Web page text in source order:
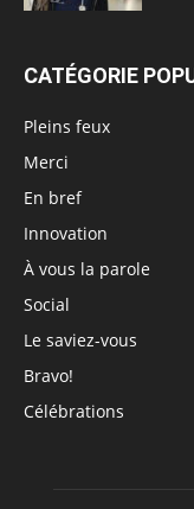
CATÉGORIE
Pleins feux
Merci
En bref
Innovation
À vous la parole
Social
Le saviez-vous
Bravo!
Célébrations